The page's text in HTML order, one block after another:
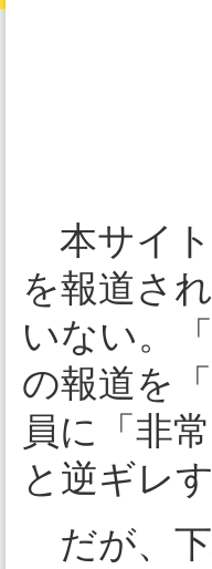
本サイト
を報道さ
いない。
の報道を
員に「非
と逆ギレ
だが、下